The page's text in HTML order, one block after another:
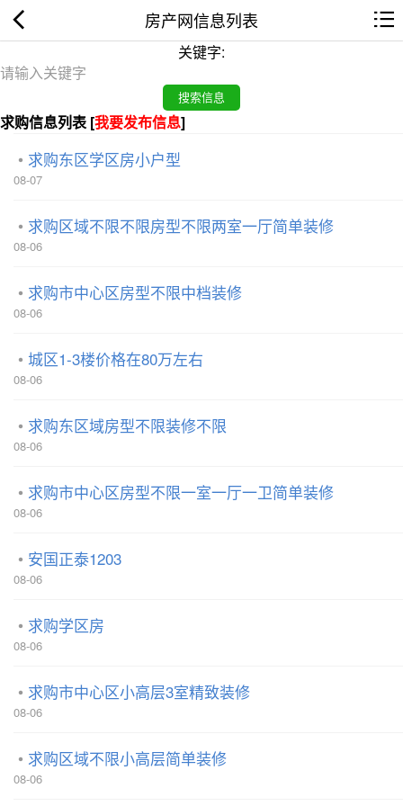
房产网信息列表
关键字:
求购信息列表 [我要发布信息]
求购东区学区房小户型
08-07
求购区域不限不限房型不限两室一厅简单装修
08-06
求购市中心区房型不限中档装修
08-06
城区1-3楼价格在80万左右
08-06
求购东区域房型不限装修不限
08-06
求购市中心区房型不限一室一厅一卫简单装修
08-06
安国正泰1203
08-06
求购学区房
08-06
求购市中心区小高层3室精致装修
08-06
求购区域不限小高层简单装修
08-06